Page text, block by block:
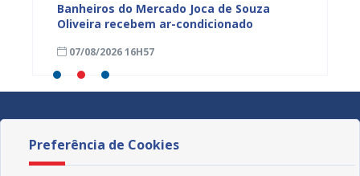
Banheiros do Mercado Joca de Souza
Oliveira recebem ar-condicionado
07/08/2026 16H57
Preferência de Cookies